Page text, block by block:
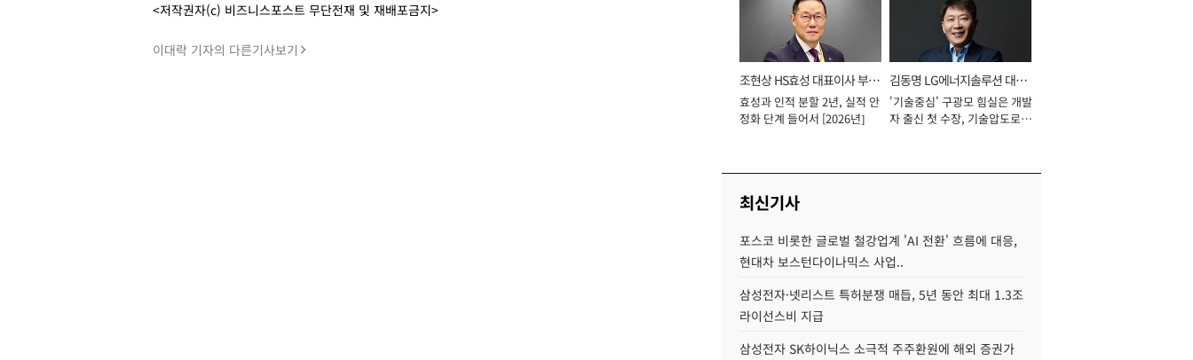
<저작권자(c) 비즈니스포스트 무단전재 및 재배포금지>
이대락 기자의 다른기사보기
조현상 HS효성 대표이사 부회
장
효성과 인적 분할 2년, 실적 안
정화 단계 들어서 [2026년]
김동명 LG에너지솔루션 대표
이사 사장
'기술중심' 구광모 힘실은 개발
자 출신 첫 수장, 기술압도로
최신기사
포스코 비롯한 글로벌 철강업계 'AI 전환' 흐름에 대응,
현대차 보스턴다이나믹스 사업..
삼성전자·넷리스트 특허분쟁 매듭, 5년 동안 최대 1.3조
라이선스비 지급
삼성전자 SK하이닉스 소극적 주주환원에 해외 증권가